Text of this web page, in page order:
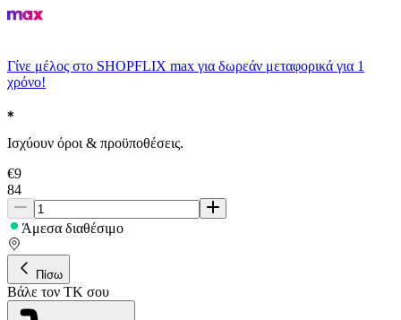
Γίνε μέλος στο SHOPFLIX max για δωρεάν μεταφορικά για 1
χρόνο!
Ισχύουν όροι & προϋποθέσεις.
€9
84
Άμεσα διαθέσιμο
Πίσω
Βάλε τον ΤΚ σου